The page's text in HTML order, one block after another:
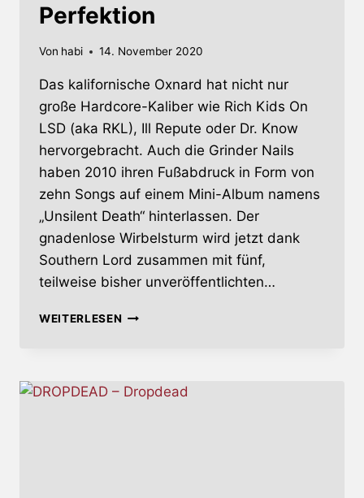
Perfektion
Von habi 14. November 2020
Das kalifornische Oxnard hat nicht nur
große Hardcore-Kaliber wie Rich Kids On
LSD (aka RKL), Ill Repute oder Dr. Know
hervorgebracht. Auch die Grinder Nails
haben 2010 ihren Fußabdruck in Form von
zehn Songs auf einem Mini-Album namens
„Unsilent Death“ hinterlassen. Der
gnadenlose Wirbelsturm wird jetzt dank
Southern Lord zusammen mit fünf,
teilweise bisher unveröffentlichten…
WEITERLESENNAILS
„UNSILENT
DEATH“,